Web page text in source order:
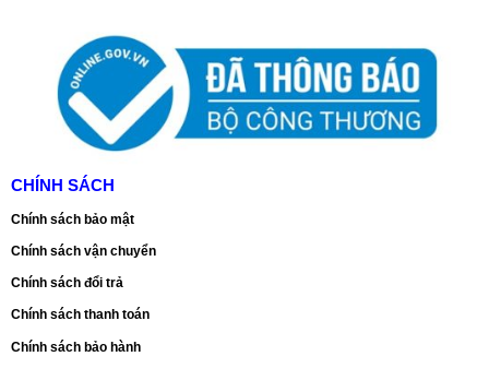
CHÍNH SÁCH
Chính sách bảo mật
Chính sách vận chuyển
Chính sách đổi trả
Chính sách thanh toán
Chính sách bảo hành